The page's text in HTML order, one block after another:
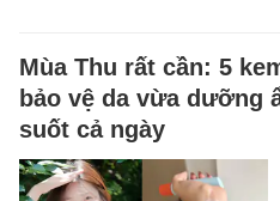
Mùa Thu rất cần: 5
bảo vệ da vừa dưỡng
suốt cả ngày